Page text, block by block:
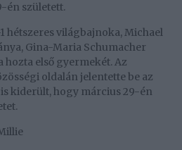
én született.
hétszeres világbajnoka, Michael
Gina-Maria Schumacher
hozta első gyermekét. Az
oldalán jelentette be az
kiderült, hogy március 29-én